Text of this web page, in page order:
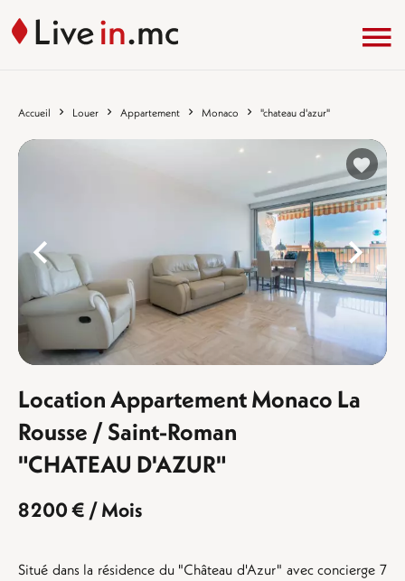
Accueil Louer Appartement Monaco "chateau d'azur"
%}
Location Appartement Monaco La
Rousse / Saint-Roman
"CHATEAU D'AZUR"
8 200 € / Mois
Situé dans la résidence du "Château d'Azur" avec concierge 7